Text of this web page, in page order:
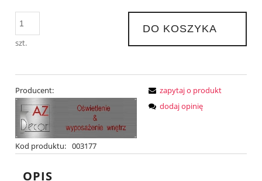
szt.
DO KOSZYKA
Producent:
Kod produktu: 003177
zapytaj o produkt
dodaj opinię
OPIS